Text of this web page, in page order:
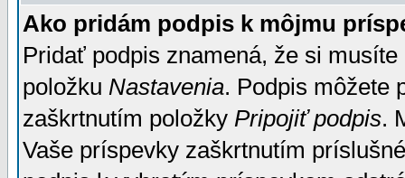
Ako pridám podpis k môjmu
Pridať podpis znamená, že si
položku Nastavenia. Podpis môžete
zaškrtnutím položky Pripojiť podpis.
Vaše príspevky zaškrtnutím